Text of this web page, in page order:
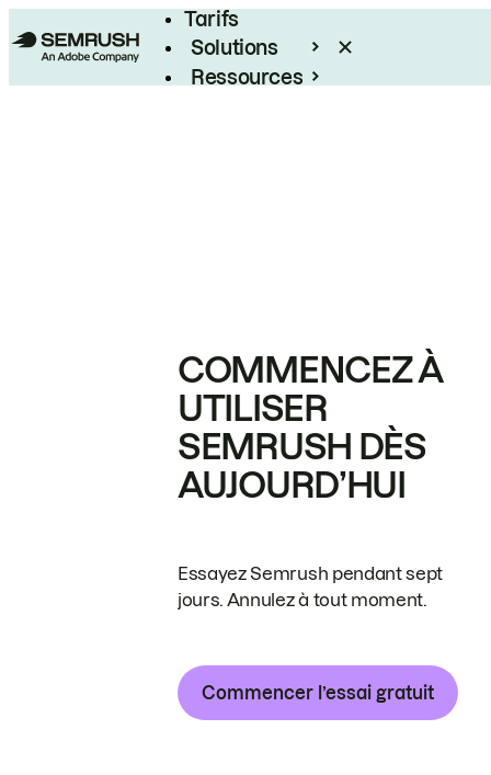
Tarifs
Solutions
Ressources
COMMENCEZ À
UTILISER
SEMRUSH DÈS
AUJOURD’HUI
Essayez Semrush pendant sept
jours. Annulez à tout moment.
Commencer l’essai gratuit